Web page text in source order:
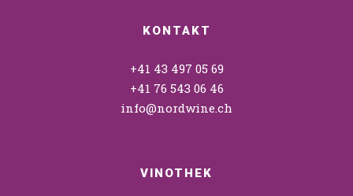
KONTAKT
+41 43 497 05 69
+41 76 543 06 46
info@nordwine.ch
VINOTHEK